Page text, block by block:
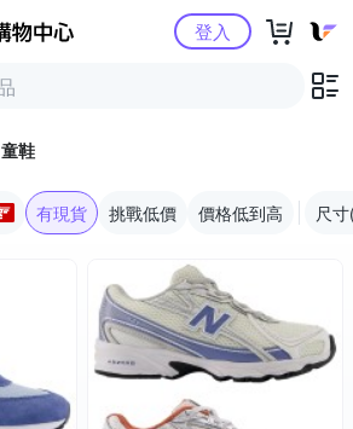
Yahoo購物中心登入
童鞋
有現貨 挑戰低價 價格低到高 尺